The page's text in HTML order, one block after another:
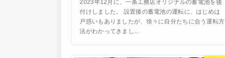
2023年12月に、一条工務店オリジナルの蓄電池を後
付けしました。 設置後の蓄電池の運転に、はじめは
戸惑いもありましたが、徐々に自分たちに合う運転方
法がわかってきまし...